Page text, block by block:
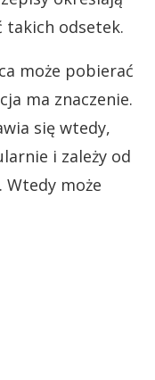
takich odsetek.
może pobierać
ma znaczenie.
się wtedy,
i zależy od
może